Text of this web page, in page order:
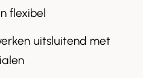
flexibel
uitsluitend met